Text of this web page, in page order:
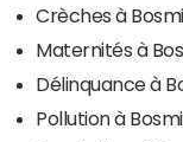
Crèches à
Maternités à
Délinquance à
Pollution à